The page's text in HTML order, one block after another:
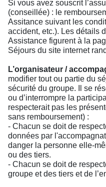
Si vous avez souscrit
(conseillée) : le
Assitance suivant les
accident, etc.). Les détails
Assistance figurent à la
Séjours du site internet
L’organisateur /
modifier tout ou partie du
sécurité du groupe. Il se
ou d’interrompre la
respecterait pas les
sans remboursement) :
- Chacun se doit de
données par
danger la personne elle-
ou des tiers.
- Chacun se doit de
groupe et des tiers et de